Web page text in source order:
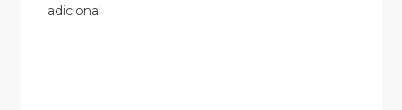
adicional